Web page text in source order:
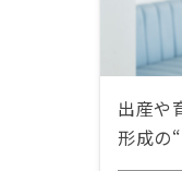
出産や
形成の